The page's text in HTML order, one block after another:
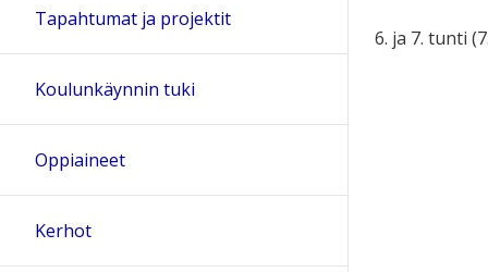
6. ja 7. tunti
Tapahtumat ja projektit
Koulunkäynnin tuki
Oppiaineet
Kerhot